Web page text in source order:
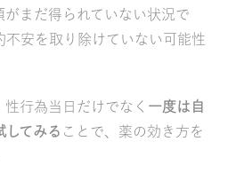
がまだ得られていない状況で
不安を取り除けていない可能性
行為当日だけでなく 一度は自
してみる ことで、薬の効き方を